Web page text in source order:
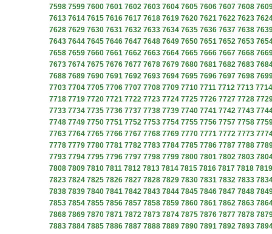
7598 7599 7600 7601 7602 7603 7604 7605 7606 7607 7608
7613 7614 7615 7616 7617 7618 7619 7620 7621 7622 7623
7628 7629 7630 7631 7632 7633 7634 7635 7636 7637 7638
7643 7644 7645 7646 7647 7648 7649 7650 7651 7652 7653
7658 7659 7660 7661 7662 7663 7664 7665 7666 7667 7668
7673 7674 7675 7676 7677 7678 7679 7680 7681 7682 7683
7688 7689 7690 7691 7692 7693 7694 7695 7696 7697 7698
7703 7704 7705 7706 7707 7708 7709 7710 7711 7712 7713 7714
7718 7719 7720 7721 7722 7723 7724 7725 7726 7727 7728
7733 7734 7735 7736 7737 7738 7739 7740 7741 7742 7743
7748 7749 7750 7751 7752 7753 7754 7755 7756 7757 7758
7763 7764 7765 7766 7767 7768 7769 7770 7771 7772 7773
7778 7779 7780 7781 7782 7783 7784 7785 7786 7787 7788
7793 7794 7795 7796 7797 7798 7799 7800 7801 7802 7803
7808 7809 7810 7811 7812 7813 7814 7815 7816 7817 7818 7819
7823 7824 7825 7826 7827 7828 7829 7830 7831 7832 7833
7838 7839 7840 7841 7842 7843 7844 7845 7846 7847 7848
7853 7854 7855 7856 7857 7858 7859 7860 7861 7862 7863
7868 7869 7870 7871 7872 7873 7874 7875 7876 7877 7878
7883 7884 7885 7886 7887 7888 7889 7890 7891 7892 7893